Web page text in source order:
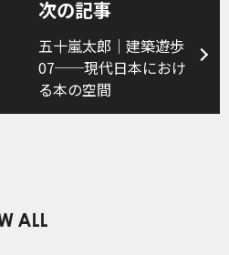
次の記事
五十嵐太郎｜建築遊歩
07──現代日本におけ
る本の空間